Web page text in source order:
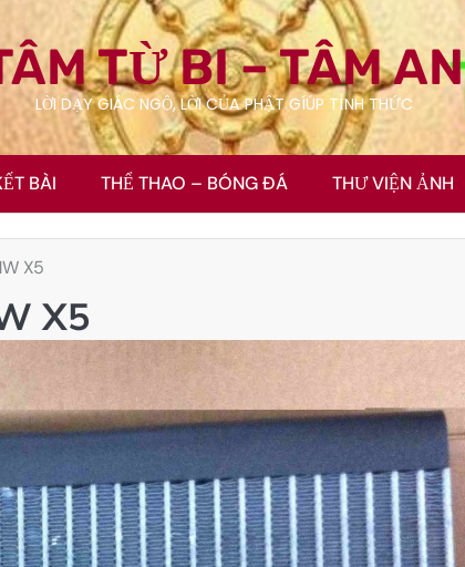
TỪ BI – TÂM AN
LỜI DẠY GIÁC NGỘ, LỜI CỦA PHẬT GÍÚP TỈNH THỨC
BÀI THỂ THAO – BÓNG ĐÁ THƯ VIỆN ẢNH
X5
X5